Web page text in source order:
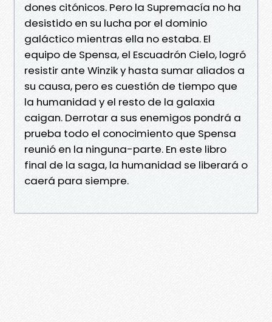
dones citónicos. Pero la Supremacía no ha
desistido en su lucha por el dominio
galáctico mientras ella no estaba. El
equipo de Spensa, el Escuadrón Cielo, logró
resistir ante Winzik y hasta sumar aliados a
su causa, pero es cuestión de tiempo que
la humanidad y el resto de la galaxia
caigan. Derrotar a sus enemigos pondrá a
prueba todo el conocimiento que Spensa
reunió en la ninguna-parte. En este libro
final de la saga, la humanidad se liberará o
caerá para siempre.